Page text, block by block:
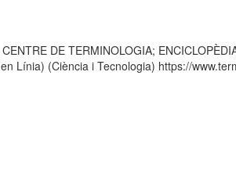
DE TERMINOLOGIA;
Línia) (Ciència i Tecnologia) https://